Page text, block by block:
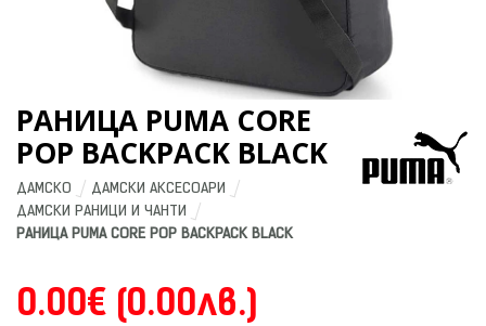
РАНИЦА PUMA CORE
POP BACKPACK BLACK
ДАМСКО
ДАМСКИ АКСЕСОАРИ
ДАМСКИ РАНИЦИ И ЧАНТИ
РАНИЦА PUMA CORE POP BACKPACK BLACK
0.00€ (0.00лв.)